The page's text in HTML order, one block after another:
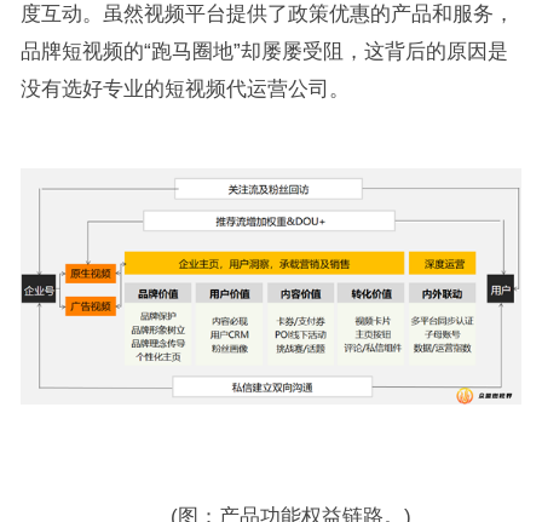
度互动。虽然视频平台提供了政策优惠的产品和服务，
品牌短视频的“跑马圈地”却屡屡受阻，这背后的原因是
没有选好专业的短视频代运营公司。
(图：产品功能权益链路。)